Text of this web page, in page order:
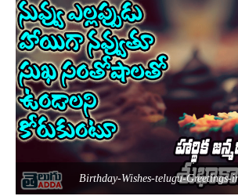
Birthday-Wishes-telugu-Greetings-